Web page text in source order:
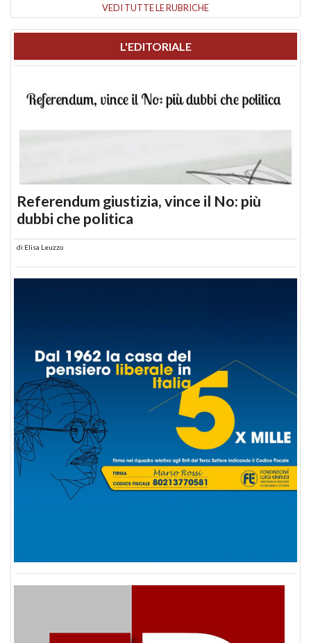
VEDI TUTTE LE RUBRICHE
L'EDITORIALE
Referendum giustizia, vince il No: più
dubbi che politica
di Elisa Leuzzo